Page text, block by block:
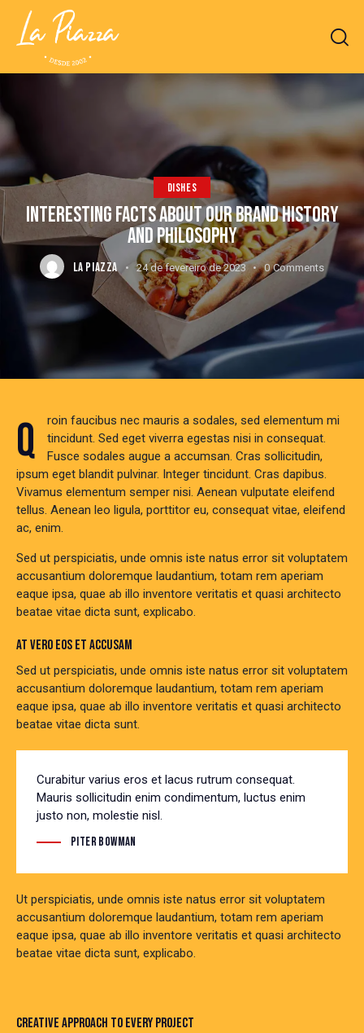
DISHES
INTERESTING FACTS ABOUT OUR BRAND HISTORY
AND PHILOSOPHY
LA PIAZZA 24 de fevereiro de 2023 0 Comments
Qroin faucibus nec mauris a sodales, sed elementum mi
tincidunt. Sed eget viverra egestas nisi in consequat.
Fusce sodales augue a accumsan. Cras sollicitudin,
ipsum eget blandit pulvinar. Integer tincidunt. Cras dapibus.
Vivamus elementum semper nisi. Aenean vulputate eleifend
tellus. Aenean leo ligula, porttitor eu, consequat vitae, eleifend
ac, enim.
Sed ut perspiciatis, unde omnis iste natus error sit voluptatem
accusantium doloremque laudantium, totam rem aperiam
eaque ipsa, quae ab illo inventore veritatis et quasi architecto
beatae vitae dicta sunt, explicabo.
AT VERO EOS ET ACCUSAM
Sed ut perspiciatis, unde omnis iste natus error sit voluptatem
accusantium doloremque laudantium, totam rem aperiam
eaque ipsa, quae ab illo inventore veritatis et quasi architecto
beatae vitae dicta sunt.
Curabitur varius eros et lacus rutrum consequat.
Mauris sollicitudin enim condimentum, luctus enim
justo non, molestie nisl.
Piter Bowman
Ut perspiciatis, unde omnis iste natus error sit voluptatem
accusantium doloremque laudantium, totam rem aperiam
eaque ipsa, quae ab illo inventore veritatis et quasi architecto
beatae vitae dicta sunt, explicabo.
CREATIVE APPROACH TO EVERY PROJECT